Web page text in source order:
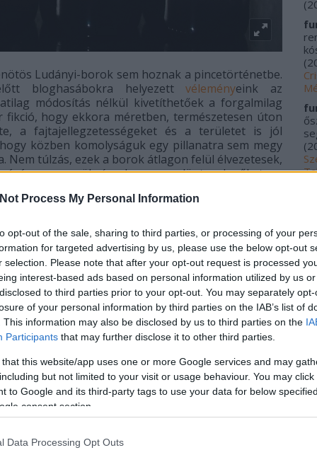
Process My Personal Information
opt-out of the sale, sharing to third parties, or processing of your
for targeted advertising by us, please use the below opt-out
selection. Please note that after your opt-out request is processed
interest-based ads based on personal information utilized by us
to third parties prior to your opt-out. You may separately
of your personal information by third parties on the IAB’s list of
This information may also be disclosed by us to third parties on the
Participants that may further disclose it to other third parties.
that this website/app uses one or more Google services and may
but not limited to your visit or usage behaviour. You may
to Google and its third-party tags to use your data for below
consent section.
Data Processing Opt Outs
Ludányi-borok sem hoznak a pincetörténetbe.
bloghasábokra helyezettvéleményeink az
módosítás nélkül kivetíthetőek a forgalmilag
hogy ekkora méretben, természetesen úton
a fajtajellegzetességeket és a területet is jól
közben komolyságuk egy pillanatra sem megy
Nem túlzás, ezek a borok átlagon felül élvezetesek,
van szükség, hogy ne döntse le őket az
fékezetlenül. Ez az önző fogyasztói szempont
2015
mindenképpen, hogy jóval borszerűbbnek tűnik,
és éppen ezért előítéleteket építő fajélesztős-
hogy amazoknak nincsen létjogosultsága–
–, de pontosan ez lehet a muskotály igazi arca,
mint ahhoz a közízlés tekintetében szokva
fűszeres lenni, hogy közben egyrészt nem
komolyabb előítéletek mellett sem lehet mögé
adagolt fajélesztőket és a pince hátsó bejáratán
palackokat vizionálni. Érzetre hordótlan, direkt,
közepesen hosszan, tiszta véggel. Nem lép túl
és finom fehérbor az elejétől a végéig. Sima
(
(
(
(